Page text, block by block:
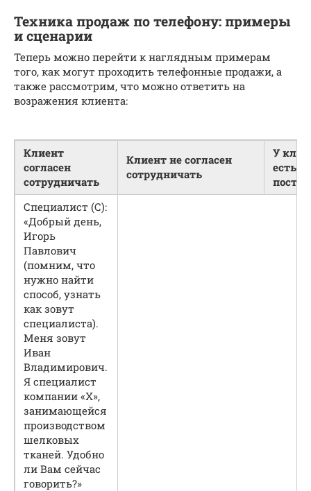
Техника продаж по телефону: примеры
и сценарии
Теперь можно перейти к наглядным примерам
того, как могут проходить телефонные продажи, а
также рассмотрим, что можно ответить на
возражения клиента:
Клиент
согласен
сотрудничать
Клиент не согласен
сотрудничать
У
есть
Специалист (С):
«Добрый день,
Игорь
Павлович
(помним, что
нужно найти
способ, узнать
как зовут
специалиста).
Меня зовут
Иван
Владимирович.
Я специалист
компании «Х»,
занимающейся
производством
шелковых
тканей. Удобно
ли Вам сейчас
говорить?»